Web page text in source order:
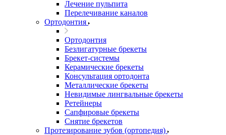
Лечение пульпита
Перелечивание каналов
Ортодонтия
Ортодонтия
Безлигатурные брекеты
Брекет-системы
Керамические брекеты
Консультация ортодонта
Металлические брекеты
Невидимые лингвальные брекеты
Ретейнеры
Сапфировые брекеты
Снятие брекетов
Протезирование зубов (ортопедия)